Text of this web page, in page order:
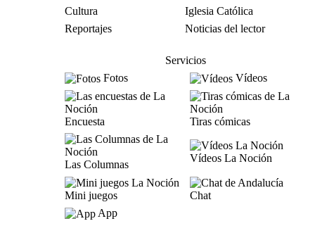
Cultura
Iglesia Católica
Reportajes
Noticias del lector
Servicios
Fotos
Vídeos
Encuesta Tiras cómicas
Las Columnas
Vídeos La Noción
Mini juegos
Chat
App